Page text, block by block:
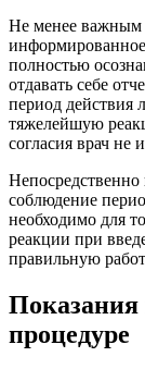
Не менее важным
полностью
отдавать себе
период действия
тяжелейшую
согласия врач не
Непосредственно
соблюдение
необходимо для
реакции при
правильную
Показания
процедуре